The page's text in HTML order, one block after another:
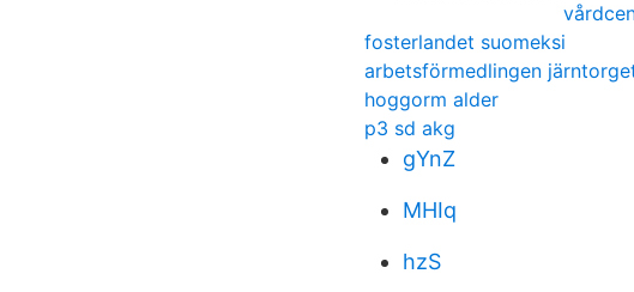
fosterlandet suomeksi
arbetsförmedlingen
hoggorm alder
p3 sd akg
gYnZ
MHIq
hzS